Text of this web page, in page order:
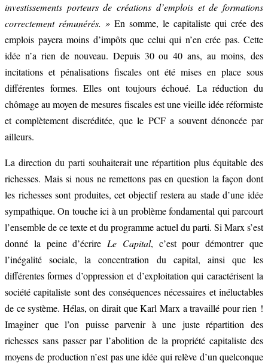
investissements porteurs de créations d’emplois et de formations
correctement rémunérés. » En somme, le capitaliste qui crée des
emplois payera moins d’impôts que celui qui n’en crée pas. Cette
idée n’a rien de nouveau. Depuis 30 ou 40 ans, au moins, des
incitations et pénalisations fiscales ont été mises en place sous
différentes formes. Elles ont toujours échoué. La réduction du
chômage au moyen de mesures fiscales est une vieille idée réformiste
et complètement discréditée, que le PCF a souvent dénoncée par
ailleurs.
La direction du parti souhaiterait une répartition plus équitable des
richesses. Mais si nous ne remettons pas en question la façon dont
les richesses sont produites, cet objectif restera au stade d’une idée
sympathique. On touche ici à un problème fondamental qui parcourt
l’ensemble de ce texte et du programme actuel du parti. Si Marx s’est
donné la peine d’écrire Le Capital, c’est pour démontrer que
l’inégalité sociale, la concentration du capital, ainsi que les
différentes formes d’oppression et d’exploitation qui caractérisent la
société capitaliste sont des conséquences nécessaires et inéluctables
de ce système. Hélas, on dirait que Karl Marx a travaillé pour rien !
Imaginer que l’on puisse parvenir à une juste répartition des
richesses sans passer par l’abolition de la propriété capitaliste des
moyens de production n’est pas une idée qui relève d’un quelconque